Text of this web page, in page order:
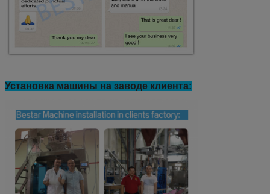
Установка машины на заводе клиента: